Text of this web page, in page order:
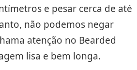
e pesar cerca de até
não podemos negar
atenção no Bearded
lisa e bem longa.